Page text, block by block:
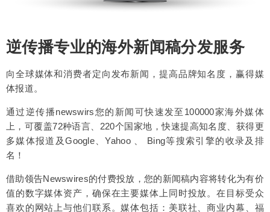
逆传播专业的海外新闻稿分发服务
向全球媒体和消费者定向发布新闻，提高品牌知名度，赢得媒
体报道。
通过逆传播newswirs您的新闻可快速发至100000家海外媒体
上，可覆盖72种语言、220个国家地，快速提高知名度、获得更
多媒体报道及Google、Yahoo 、 Bing等搜索引擎的收录及排
名！
借助领告Newswires的付费投放，您的新闻稿内容将转化为有价
值的数字媒体资产，确保在主要媒体上同时投放。在目标受众
喜欢的网站上与他们联系。媒体包括：美联社、商业内幕、福